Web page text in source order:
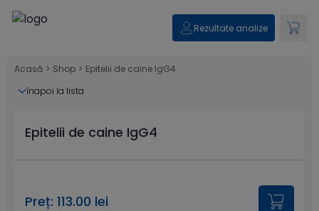
Rezultate analize
Acasă > Shop > Epitelii de caine IgG4
înapoi la lista
Epitelii de caine IgG4
Preț: 113.00 lei